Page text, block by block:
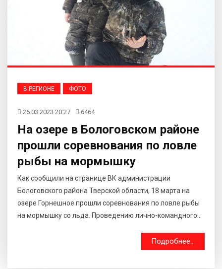
В РЕГИОНЕ ФОТО
26.03.2023 20:27 6464
На озере в Бологовском районе
прошли соревнования по ловле
рыбы на мормышку
Как сообщили на странице ВК администрации
Бологовского района Тверской области, 18 марта на
озере Горнешное прошли соревнования по ловле рыбы
на мормышку со льда. Проведению лично-командного...
Подробнее...